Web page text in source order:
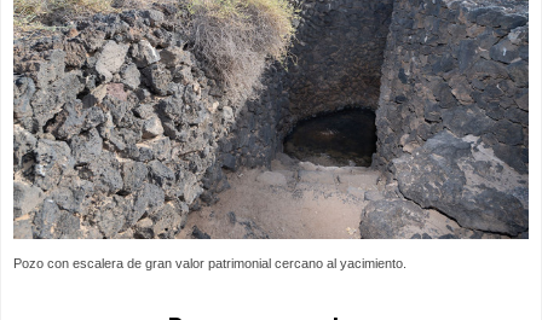
Pozo con escalera de gran valor patrimonial cercano al yacimiento.